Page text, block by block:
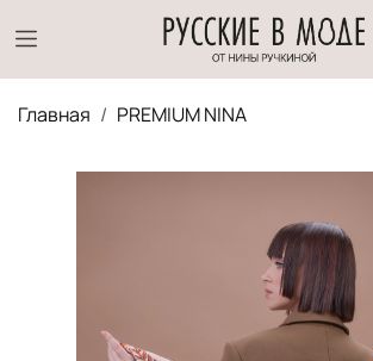
Главная PREMIUM NINA